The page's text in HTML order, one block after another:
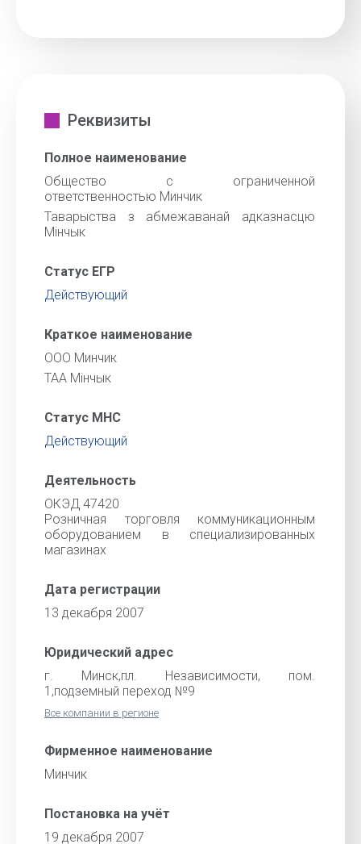
Реквизиты
Полное наименование
Общество с ограниченной
ответственностью Минчик
Таварыства з абмежаванай адказнасцю
Мінчык
Статус ЕГР
Действующий
Краткое наименование
ООО Минчик
ТАА Мінчык
Статус МНС
Действующий
Деятельность
ОКЭД 47420
Розничная торговля коммуникационным
оборудованием в специализированных
магазинах
Дата регистрации
13 декабря 2007
Юридический адрес
г. Минск,пл. Независимости, пом.
1,подземный переход №9
Все компании в регионе
Фирменное наименование
Минчик
Постановка на учёт
19 декабря 2007